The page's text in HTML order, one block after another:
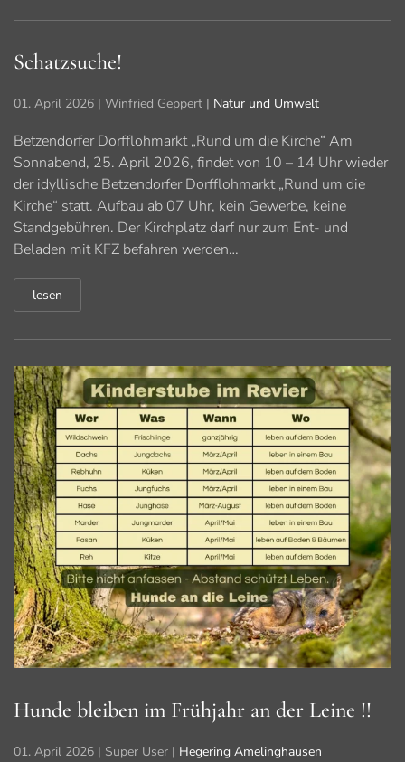
Schatzsuche!
01. April 2026 | Winfried Geppert | Natur und Umwelt
Betzendorfer Dorfflohmarkt „Rund um die Kirche“ Am
Sonnabend, 25. April 2026, findet von 10 – 14 Uhr wieder
der idyllische Betzendorfer Dorfflohmarkt „Rund um die
Kirche“ statt. Aufbau ab 07 Uhr, kein Gewerbe, keine
Standgebühren. Der Kirchplatz darf nur zum Ent- und
Beladen mit KFZ befahren werden…
lesen
Hunde bleiben im Frühjahr an der Leine !!
01. April 2026 | Super User | Hegering Amelinghausen